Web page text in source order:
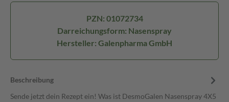
PZN: 01072734
Darreichungsform: Nasenspray
Hersteller: Galenpharma GmbH
Beschreibung
Sende jetzt dein Rezept ein! Was ist DesmoGalen Nasenspray 4X5